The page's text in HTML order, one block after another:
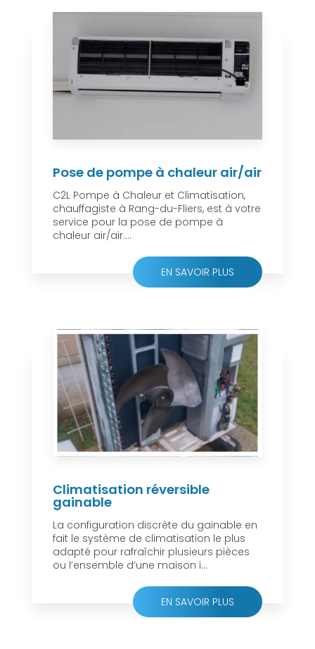
Pose de pompe à chaleur air/air
C2L Pompe à Chaleur et Climatisation,
chauffagiste à Rang-du-Fliers, est à votre
service pour la pose de pompe à
chaleur air/air....
EN SAVOIR PLUS
Climatisation réversible
gainable
La configuration discrète du gainable en
fait le système de climatisation le plus
adapté pour rafraîchir plusieurs pièces
ou l’ensemble d’une maison i...
EN SAVOIR PLUS